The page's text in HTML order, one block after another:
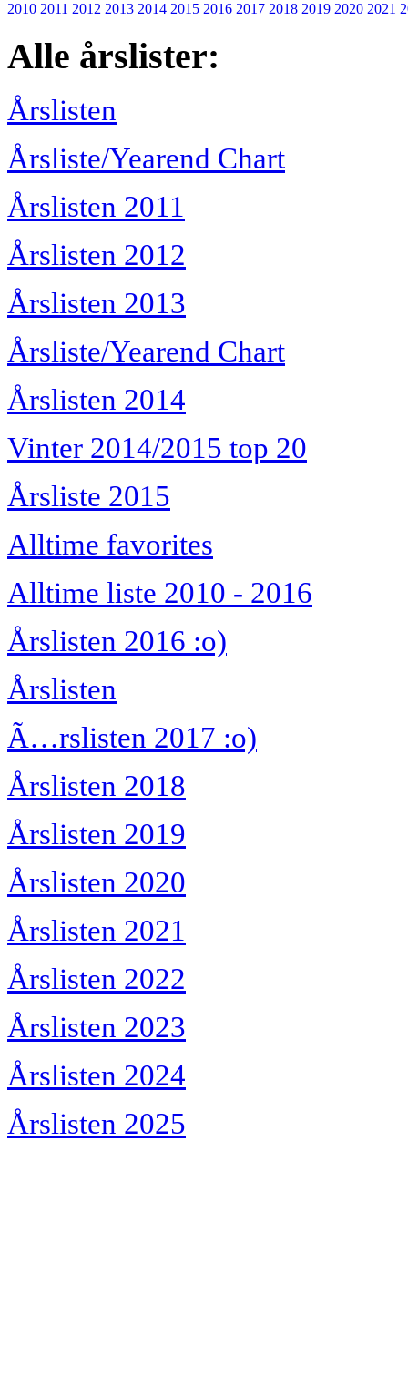
2010 2011 2012 2013 2014 2015 2016 2017 2018 2019 2020 2021
Alle årslister:
Årslisten
Årsliste/Yearend Chart
Årslisten 2011
Årslisten 2012
Årslisten 2013
Årsliste/Yearend Chart
Årslisten 2014
Vinter 2014/2015 top 20
Årsliste 2015
Alltime favorites
Alltime liste 2010 - 2016
Årslisten 2016 :o)
Årslisten
Ã…rslisten 2017 :o)
Årslisten 2018
Årslisten 2019
Årslisten 2020
Årslisten 2021
Årslisten 2022
Årslisten 2023
Årslisten 2024
Årslisten 2025